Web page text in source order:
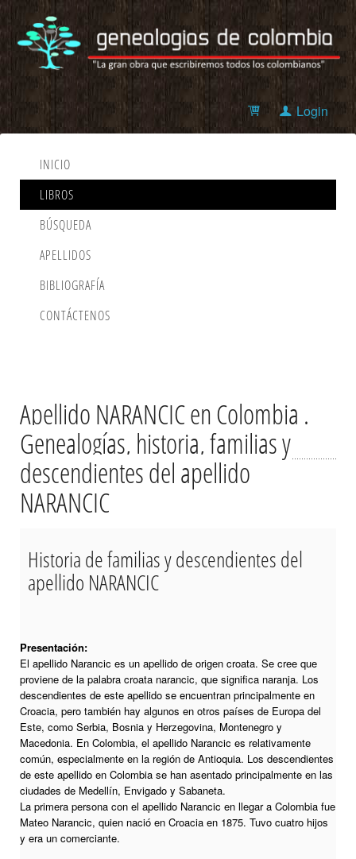
Login
INICIO
LIBROS
BÚSQUEDA
APELLIDOS
BIBLIOGRAFÍA
CONTÁCTENOS
Apellido NARANCIC en Colombia .
Genealogías, historia, familias y
descendientes del apellido
NARANCIC
Historia de familias y descendientes del
apellido NARANCIC
Presentación:
El apellido Narancic es un apellido de origen croata. Se cree que
proviene de la palabra croata narancic, que significa naranja. Los
descendientes de este apellido se encuentran principalmente en
Croacia, pero también hay algunos en otros países de Europa del
Este, como Serbia, Bosnia y Herzegovina, Montenegro y
Macedonia. En Colombia, el apellido Narancic es relativamente
común, especialmente en la región de Antioquia. Los descendientes
de este apellido en Colombia se han asentado principalmente en las
ciudades de Medellín, Envigado y Sabaneta.
La primera persona con el apellido Narancic en llegar a Colombia fue
Mateo Narancic, quien nació en Croacia en 1875. Tuvo cuatro hijos
y era un comerciante.